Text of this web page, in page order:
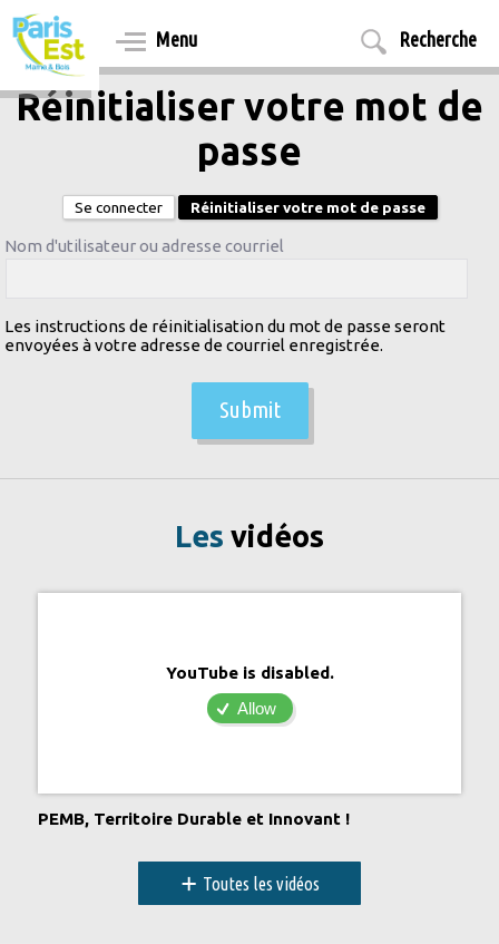
Aller
au
contenu
principal
Menu Recherche
Réinitialiser votre mot de
passe
principaux
Se connecter Réinitialiser votre mot de passe
Nom d'utilisateur ou adresse courriel
Les instructions de réinitialisation du mot de passe seront
envoyées à votre adresse de courriel enregistrée.
Les vidéos
YouTube is disabled.
Allow
PEMB, Territoire Durable et Innovant !
+ Toutes les vidéos